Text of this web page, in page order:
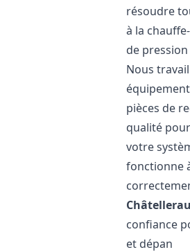
résoudre
à la
de
Nous
pièces de
qualité
votre
fonctionne
confiance
et dépan